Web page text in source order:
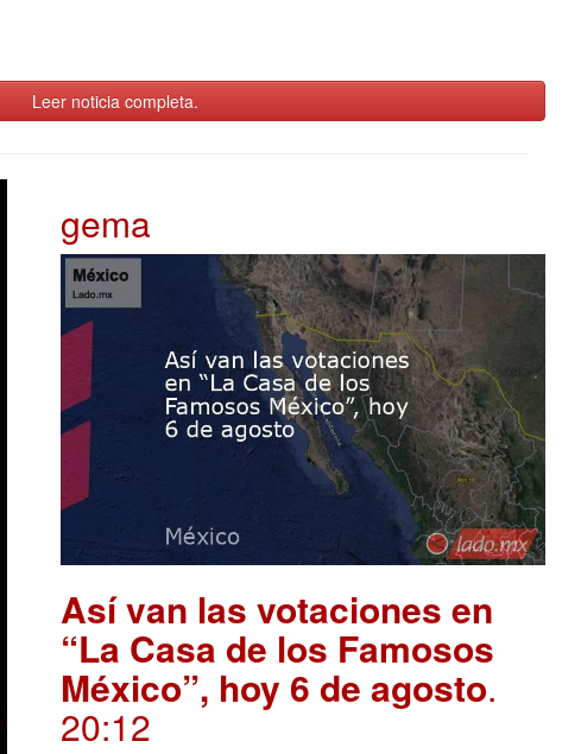
Leer noticia completa.
gema
Así van las votaciones en
“La Casa de los Famosos
México”, hoy 6 de agosto.
20:12